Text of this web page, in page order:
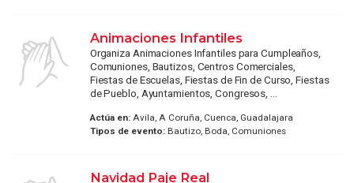
Animaciones Infantiles
Organiza Animaciones Infantiles para Cumpleaños,
Comuniones, Bautizos, Centros Comerciales,
Fiestas de Escuelas, Fiestas de Fin de Curso, Fiestas
de Pueblo, Ayuntamientos, Congresos, ...
Actúa en:Avila, A Coruña, Cuenca, Guadalajara
Tipos de evento:Bautizo, Boda, Comuniones
Navidad Paje Real